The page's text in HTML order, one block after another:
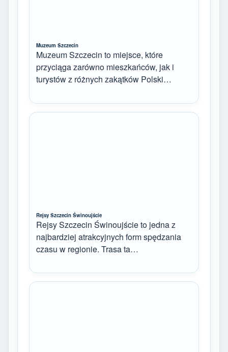
Muzeum Szczecin
Muzeum Szczecin to miejsce, które
przyciąga zarówno mieszkańców, jak i
turystów z różnych zakątków Polski…
Rejsy Szczecin Świnoujście
Rejsy Szczecin Świnoujście to jedna z
najbardziej atrakcyjnych form spędzania
czasu w regionie. Trasa ta…